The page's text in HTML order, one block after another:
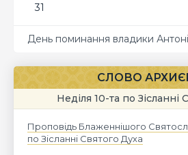
31
День поминання владики
СЛОВО
Неділя 10-та по Зісланні
Проповідь Блаженнішого
по Зісланні Святого Духа